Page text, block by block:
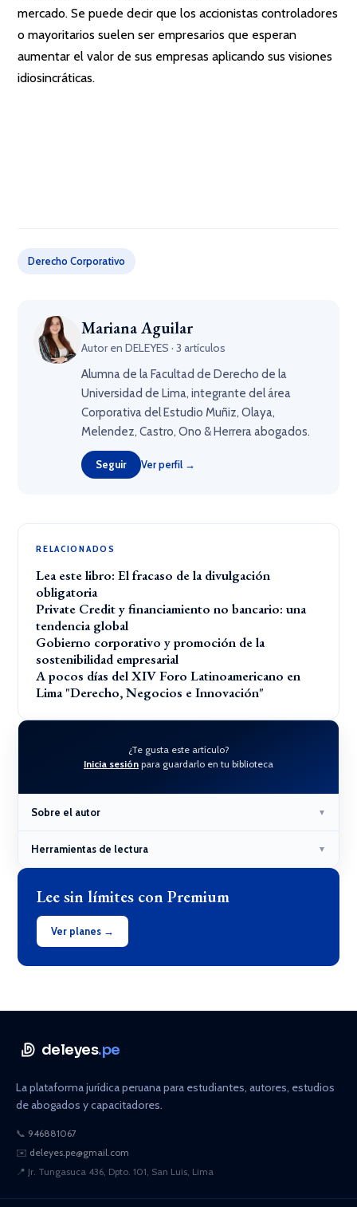
mercado. Se puede decir que los accionistas controladores
o mayoritarios suelen ser empresarios que esperan
aumentar el valor de sus empresas aplicando sus visiones
idiosincráticas.
Derecho Corporativo
Mariana Aguilar
Autor en DELEYES · 3 artículos
Alumna de la Facultad de Derecho de la
Universidad de Lima, integrante del área
Corporativa del Estudio Muñiz, Olaya,
Melendez, Castro, Ono & Herrera abogados.
Seguir Ver perfil →
RELACIONADOS
Lea este libro: El fracaso de la divulgación
obligatoria
Private Credit y financiamiento no bancario: una
tendencia global
Gobierno corporativo y promoción de la
sostenibilidad empresarial
A pocos días del XIV Foro Latinoamericano en
Lima "Derecho, Negocios e Innovación"
¿Te gusta este artículo?
Inicia sesión para guardarlo en tu biblioteca
Sobre el autor ▼
Herramientas de lectura ▼
Lee sin límites con Premium
Ver planes →
deleyes.pe
La plataforma jurídica peruana para estudiantes, autores, estudios
de abogados y capacitadores.
📞 946881067
✉️ deleyes.pe@gmail.com
📍 Jr. Tungasuca 436, Dpto. 101, San Luis, Lima